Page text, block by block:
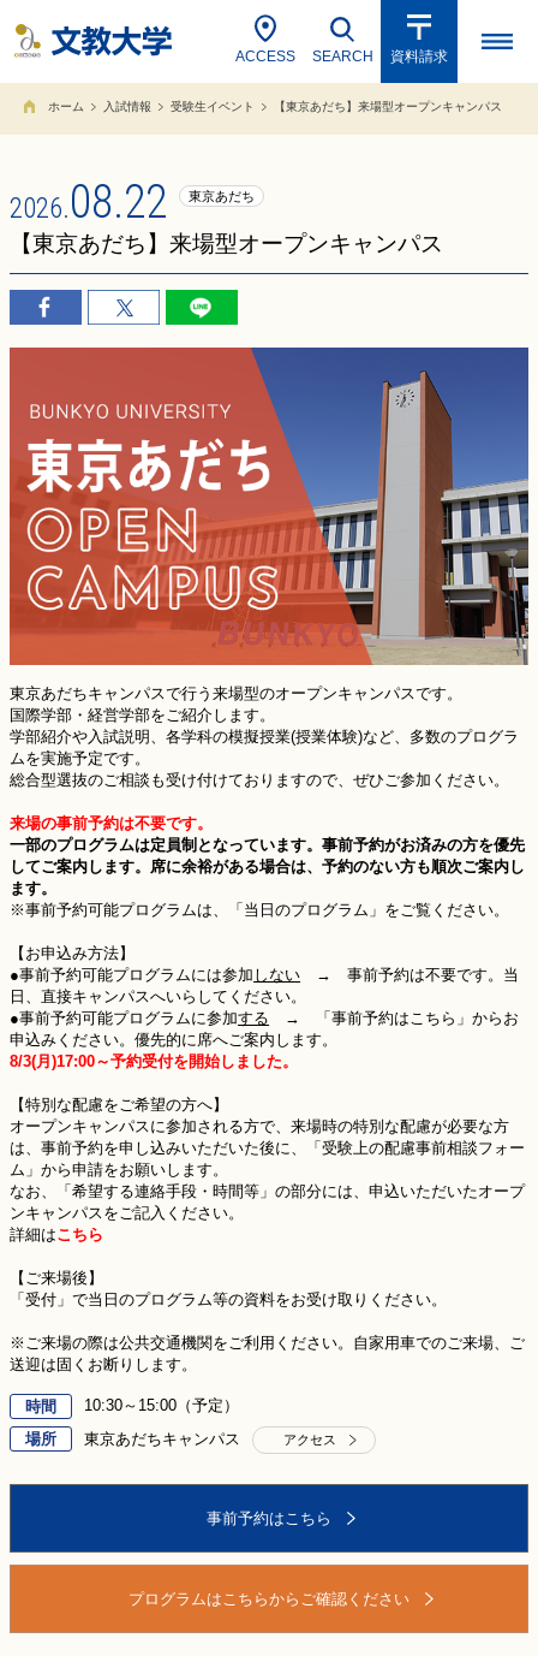
ACCESS SEARCH 資料請求
2026.08.22 東京あだち
【東京あだち】来場型オープンキャンパス
東京あだちキャンパスで行う来場型のオープンキャンパスです。
国際学部・経営学部をご紹介します。
学部紹介や入試説明、各学科の模擬授業(授業体験)など、多数のプログラ
ムを実施予定です。
総合型選抜のご相談も受け付けておりますので、ぜひご参加ください。
来場の事前予約は不要です。
一部のプログラムは定員制となっています。事前予約がお済みの方を優先
してご案内します。席に余裕がある場合は、予約のない方も順次ご案内し
ます。
※事前予約可能プログラムは、「当日のプログラム」をご覧ください。
【お申込み方法】
●事前予約可能プログラムには参加 しない → 事前予約は不要です。当
日、直接キャンパスへいらしてください。
●事前予約可能プログラムに参加する → 「事前予約はこちら」からお
申込みください。優先的に席へご案内します。
8/3(月)17:00～予約受付を開始しました。
【特別な配慮をご希望の方へ】
オープンキャンパスに参加される方で、来場時の特別な配慮が必要な方
は、事前予約を申し込みいただいた後に、「受験上の配慮事前相談フォー
ム」から申請をお願いします。
なお、「希望する連絡手段・時間等」の部分には、申込いただいたオープ
ンキャンパスをご記入ください。
詳細はこちら
【ご来場後】
「受付」で当日のプログラム等の資料をお受け取りください。
※ご来場の際は公共交通機関をご利用ください。自家用車でのご来場、ご
送迎は固くお断りします。
時間
10:30～15:00（予定）
場所
東京あだちキャンパス アクセス
事前予約はこちら
プログラムはこちらからご確認ください
ホーム 入試情報 受験生イベント 【東京あだち】来場型オープンキャンパス